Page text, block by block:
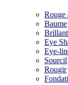
Rouge
Baume
Brillant
Eye
Eye-
Sourcil
Rougir